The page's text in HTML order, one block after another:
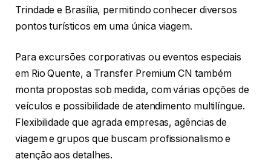
Trindade e Brasília, permitindo conhecer diversos
pontos turísticos em uma única viagem.
Para excursões corporativas ou eventos especiais
em Rio Quente, a Transfer Premium CN também
monta propostas sob medida, com várias opções de
veículos e possibilidade de atendimento multilíngue.
Flexibilidade que agrada empresas, agências de
viagem e grupos que buscam profissionalismo e
atenção aos detalhes.